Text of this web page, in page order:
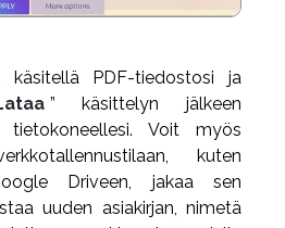
käsitellä PDF-tiedostosi ja
” käsittelyn jälkeen
tietokoneellesi. Voit myös
kuten
Driveen, jakaa sen
uuden asiakirjan, nimetä